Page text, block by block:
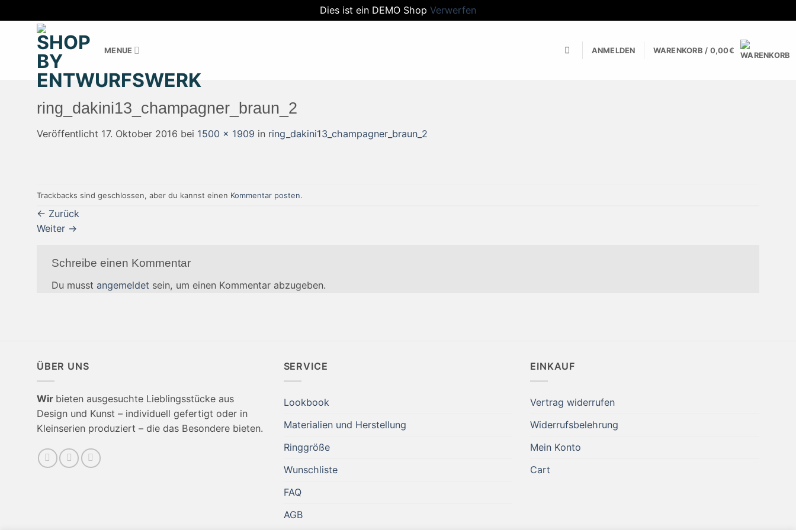
Dies ist ein DEMO Shop Verwerfen
MENUE ANMELDEN WARENKORB / 0,00€
ring_dakini13_champagner_braun_2
Veröffentlicht 17. Oktober 2016 bei 1500 × 1909 in ring_dakini13_champagner_braun_2
Trackbacks sind geschlossen, aber du kannst einen Kommentar posten.
← Zurück
Weiter →
Schreibe einen Kommentar
Du musst angemeldet sein, um einen Kommentar abzugeben.
ÜBER UNS
Wir bieten ausgesuchte Lieblingsstücke aus
Design und Kunst – individuell gefertigt oder in
Kleinserien produziert – die das Besondere bieten.
SERVICE
Lookbook
Materialien und Herstellung
Ringgröße
Wunschliste
FAQ
AGB
EINKAUF
Vertrag widerrufen
Widerrufsbelehrung
Mein Konto
Cart